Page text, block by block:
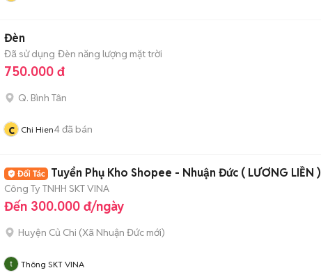
Đèn
Đã sử dụng Đèn năng lượng mặt trời
750.000 đ
Q. Bình Tân
c Chi Hien4đã bán
Tuyển Phụ Kho Shopee - Nhuận Đức ( LƯƠNG LIỀN )
Công Ty TNHH SKT VINA
Đến 300.000 đ/ngày
Huyện Củ Chi (Xã Nhuận Đức mới)
Thông SKT VINA